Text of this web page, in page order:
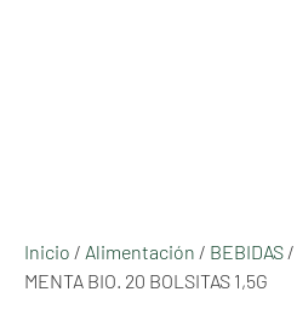
Inicio / Alimentación / BEBIDAS /
MENTA BIO. 20 BOLSITAS 1,5G